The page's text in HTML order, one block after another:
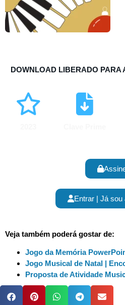
DOWNLOAD LIBERADO PARA
Entrar | Já sou
Veja também poderá gostar de:
Jogo da Memória
Jogo Musical de Natal |
Proposta de Atividade